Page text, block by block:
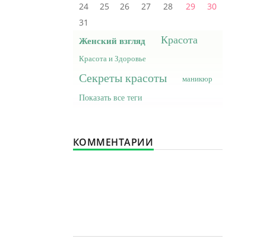
24
25 26 27 28 29
30
31
Женский взгляд Красота
Красота и Здоровье
Секреты красоты маникюр
Показать все теги
КОММЕНТАРИИ